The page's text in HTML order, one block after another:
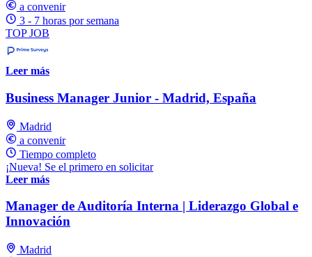
a convenir
3 - 7 horas por semana
TOP JOB
Leer más
Business Manager Junior - Madrid, España
Madrid
a convenir
Tiempo completo
¡Nueva! Se el primero en solicitar
Leer más
Manager de Auditoría Interna | Liderazgo Global e
Innovación
Madrid